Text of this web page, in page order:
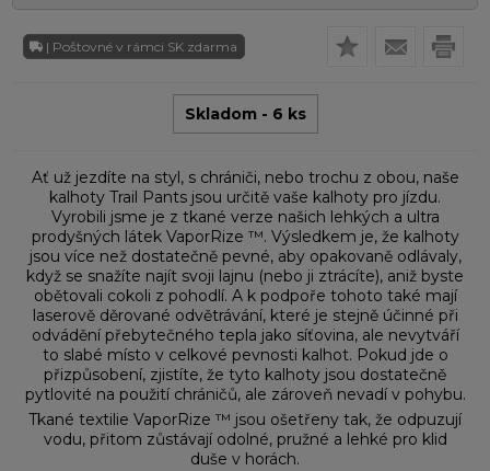
| Poštovné v rámci SK zdarma
Skladom - 6 ks
Ať už jezdíte na styl, s chrániči, nebo trochu z obou, naše
kalhoty Trail Pants jsou určitě vaše kalhoty pro jízdu.
Vyrobili jsme je z tkané verze našich lehkých a ultra
prodyšných látek VaporRize ™. Výsledkem je, že kalhoty
jsou více než dostatečně pevné, aby opakovaně odlávaly,
když se snažíte najít svoji lajnu (nebo ji ztrácíte), aniž byste
obětovali cokoli z pohodlí. A k podpoře tohoto také mají
laserově děrované odvětrávání, které je stejně účinné při
odvádění přebytečného tepla jako síťovina, ale nevytváří
to slabé místo v celkové pevnosti kalhot. Pokud jde o
přizpůsobení, zjistíte, že tyto kalhoty jsou dostatečně
pytlovité na použití chráničů, ale zároveň nevadí v pohybu.
Tkané textilie VaporRize ™ jsou ošetřeny tak, že odpuzují
vodu, přitom zůstávají odolné, pružné a lehké pro klid
duše v horách.